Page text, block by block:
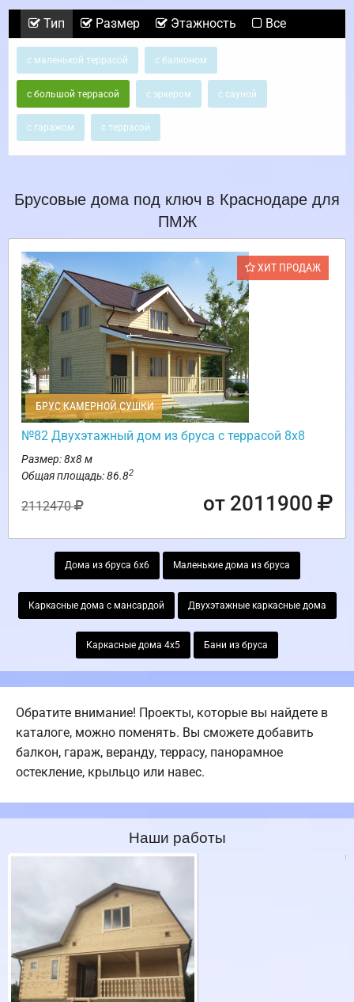
Тип Размер Этажность Все
с маленькой террасой с балконом
с большой террасой с эркером с сауной
с гаражом с террасой
Брусовые дома под ключ в Краснодаре для
ПМЖ
ХИТ ПРОДАЖ
БРУС КАМЕРНОЙ СУШКИ
№82 Двухэтажный дом из бруса с террасой 8х8
Размер: 8х8 м
Общая площадь: 86.82
2112470 от 2011900
Дома из бруса 6х6 Маленькие дома из бруса
Каркасные дома с мансардой Двухэтажные каркасные дома
Каркасные дома 4х5 Бани из бруса
Обратите внимание! Проекты, которые вы найдете в
каталоге, можно поменять. Вы сможете добавить
балкон, гараж, веранду, террасу, панорамное
остекление, крыльцо или навес.
Наши работы